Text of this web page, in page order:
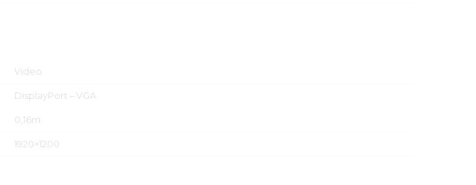
Video
DisplayPort – VGA
0,16m
1920×1200